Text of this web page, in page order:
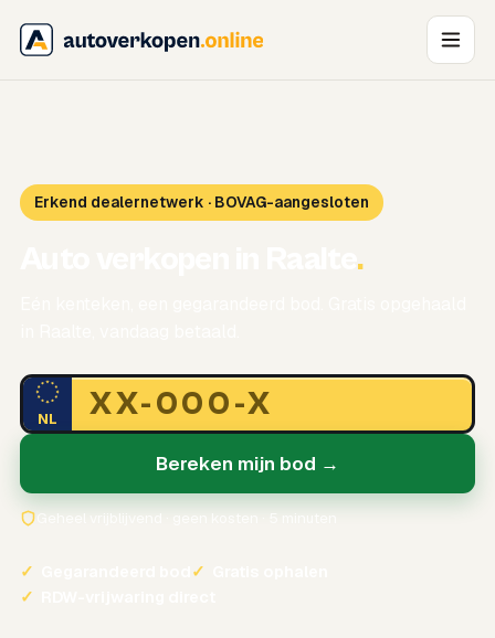
Erkend dealernetwerk · BOVAG-aangesloten
.
NL
Bereken mijn bod →
✓ ✓
✓